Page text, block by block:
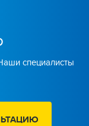
специалисты